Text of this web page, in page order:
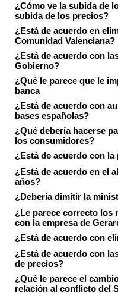
¿Cómo ve la subida de
subida de los precios?
¿Está de acuerdo en
Comunidad Valenciana?
¿Está de acuerdo con
Gobierno?
¿Qué le parece que le
banca
¿Está de acuerdo con
bases españolas?
¿Qué debería hacerse
los consumidores?
¿Está de acuerdo con
¿Está de acuerdo en el
años?
¿Debería dimitir la
¿Le parece correcto los
con la empresa de
¿Está de acuerdo con
¿Está de acuerdo con
de precios?
¿Qué le parece el
relación al conflicto del